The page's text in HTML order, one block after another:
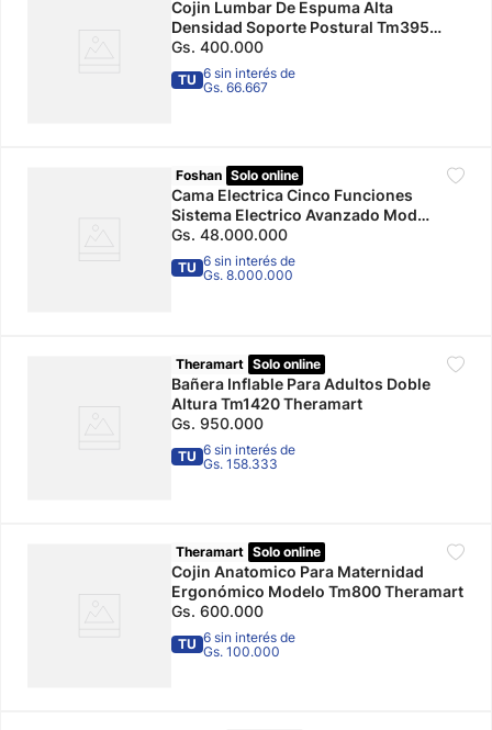
Cojin Lumbar De Espuma Alta
Densidad Soporte Postural Tm395
Theramart
Gs. 400.000
TU 6 sin interés de
Gs. 66.667
Foshan Solo online
Cama Electrica Cinco Funciones
Sistema Electrico Avanzado Mod
Fs3240wzf8 Foshan
Gs. 48.000.000
TU 6 sin interés de
Gs. 8.000.000
Theramart Solo online
Bañera Inflable Para Adultos Doble
Altura Tm1420 Theramart
Gs. 950.000
TU 6 sin interés de
Gs. 158.333
Theramart Solo online
Cojin Anatomico Para Maternidad
Ergonómico Modelo Tm800 Theramart
Gs. 600.000
TU 6 sin interés de
Gs. 100.000